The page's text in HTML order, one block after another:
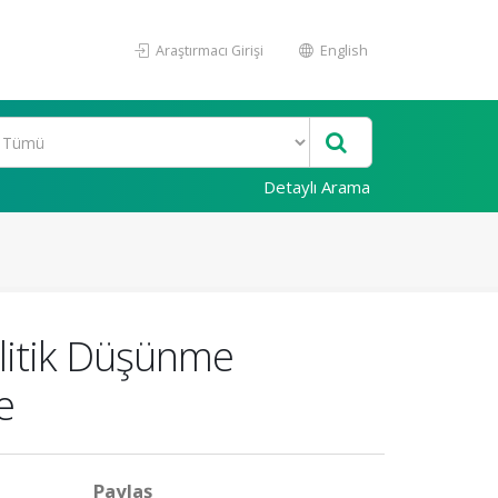
Araştırmacı Girişi English
Detaylı Arama
Düşünme
Paylaş